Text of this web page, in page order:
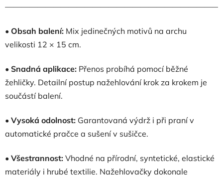
• Obsah balení: Mix jedinečných motivů na archu
velikosti 12 × 15 cm.
• Snadná aplikace: Přenos probíhá pomocí běžné
žehličky. Detailní postup nažehlování krok za krokem je
součástí balení.
• Vysoká odolnost: Garantovaná výdrž i při praní v
automatické pračce a sušení v sušičce.
• Všestrannost: Vhodné na přírodní, syntetické, elastické
materiály i hrubé textilie. Nažehlovačky dokonale